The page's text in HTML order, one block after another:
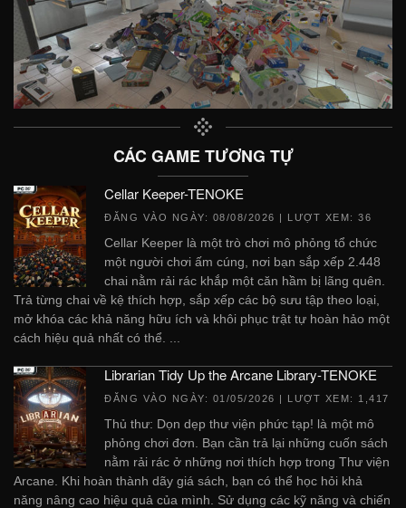
CÁC GAME TƯƠNG TỰ
Cellar Keeper-TENOKE
ĐĂNG VÀO NGÀY: 08/08/2026 | LƯỢT XEM: 36
Cellar Keeper là một trò chơi mô phỏng tổ chức
một người chơi ấm cúng, nơi bạn sắp xếp 2.448
chai nằm rải rác khắp một căn hầm bị lãng quên.
Trả từng chai về kệ thích hợp, sắp xếp các bộ sưu tập theo loại,
mở khóa các khả năng hữu ích và khôi phục trật tự hoàn hảo một
cách hiệu quả nhất có thể. ...
Librarian Tidy Up the Arcane Library-TENOKE
ĐĂNG VÀO NGÀY: 01/05/2026 | LƯỢT XEM: 1,417
Thủ thư: Dọn dẹp thư viện phức tạp! là một mô
phỏng chơi đơn. Bạn cần trả lại những cuốn sách
nằm rải rác ở những nơi thích hợp trong Thư viện
Arcane. Khi hoàn thành dãy giá sách, bạn có thể học hỏi khả
năng nâng cao hiệu quả của mình. Sử dụng các kỹ năng và chiến